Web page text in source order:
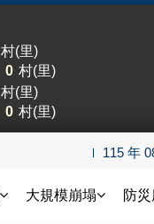
村(里)
0 村(里)
村(里)
0 村(里)
115 年
大規模崩塌 防災